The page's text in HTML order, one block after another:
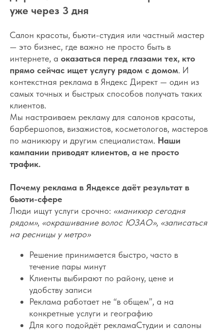
уже через 3 дня
Салон красоты, бьюти-студия или частный мастер
— это бизнес, где важно не просто быть в
интернете, а оказаться перед глазами тех, кто
прямо сейчас ищет услугу рядом с домом. И
контекстная реклама в Яндекс Директ — один из
самых точных и быстрых способов получать таких
клиентов.
Мы настраиваем рекламу для салонов красоты,
барбершопов, визажистов, косметологов, мастеров
по маникюру и другим специалистам. Наши
кампании приводят клиентов, а не просто
трафик.
Почему реклама в Яндексе даёт результат в
бьюти-сфере
Люди ищут услуги срочно: «маникюр сегодня
рядом», «окрашивание волос ЮЗАО», «записаться
на ресницы у метро»
Решение принимается быстро, часто в
течение пары минут
Клиенты выбирают по району, цене и
удобству записи
Реклама работает не “в общем”, а на
конкретные услуги и географию
Для кого подойдёт рекламаСтудии и салоны